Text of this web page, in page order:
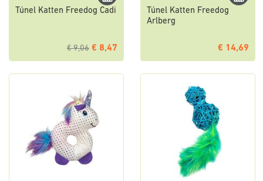
Túnel Katten Freedog Cadi
€ 9,06 € 8,47
Túnel Katten Freedog
Arlberg
€ 14,69